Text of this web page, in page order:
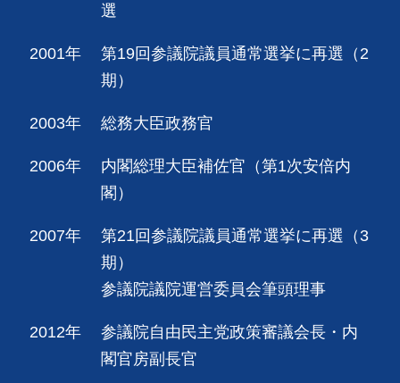
選
2001年
第19回参議院議員通常選挙に再選（2
期）
2003年 総務大臣政務官
2006年
内閣総理大臣補佐官（第1次安倍内
閣）
2007年
第21回参議院議員通常選挙に再選（3
期）
参議院議院運営委員会筆頭理事
2012年
参議院自由民主党政策審議会長・内
閣官房副長官